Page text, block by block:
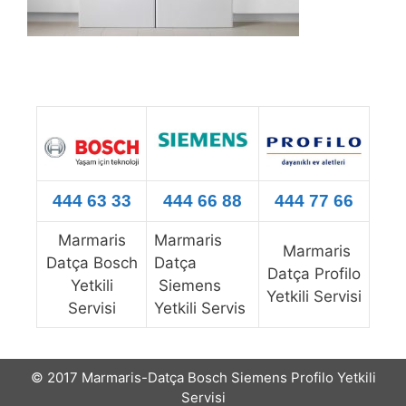
444 63 33 444 66 88 444 77 66
Marmaris
Datça Bosch
Yetkili
Servisi
Marmaris
Datça
Siemens
Yetkili Servis
Marmaris
Datça Profilo
Yetkili Servisi
© 2017 Marmaris-Datça Bosch Siemens Profilo Yetkili
Servisi